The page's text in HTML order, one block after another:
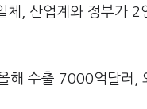
체, 산업계와 정부가
수출 7000억달러,